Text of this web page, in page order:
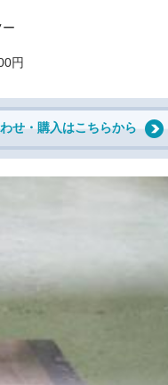
円
せ・購入はこちらから